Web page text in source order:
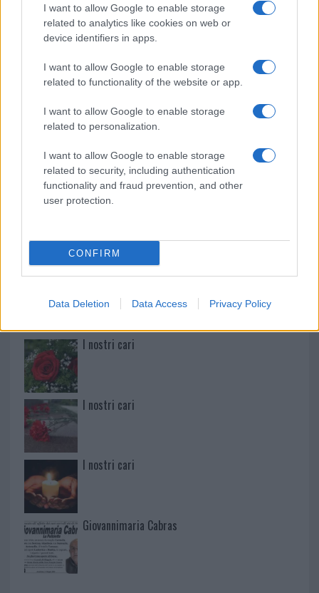
I want to allow Google to enable storage
related to analytics like cookies on web or
device identifiers in apps.
I want to allow Google to enable storage
related to functionality of the website or app.
I want to allow Google to enable storage
related to personalization.
I want to allow Google to enable storage
related to security, including authentication
functionality and fraud prevention, and other
user protection.
CONFIRM
Data Deletion Data Access Privacy Policy
NECROLOGIE
Mario Malu
I nostri cari
I nostri cari
I nostri cari
Giovannimaria Cabras